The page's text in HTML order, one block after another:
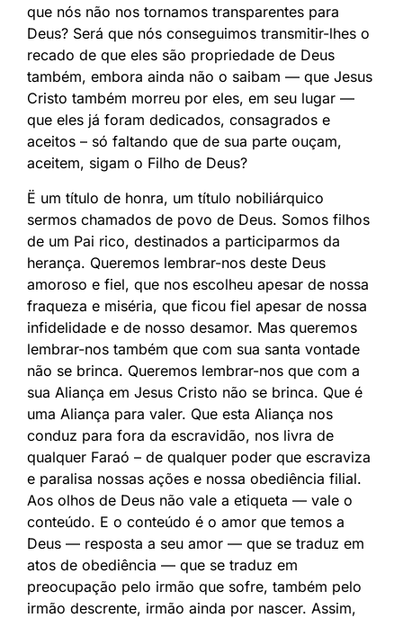
que nós não nos tornamos transparentes para
Deus? Será que nós conseguimos transmitir-lhes o
recado de que eles são propriedade de Deus
também, embora ainda não o saibam — que Jesus
Cristo também morreu por eles, em seu lugar —
que eles já foram dedicados, consagrados e
aceitos – só faltando que de sua parte ouçam,
aceitem, sigam o Filho de Deus?
Ë um título de honra, um título nobiliárquico
sermos chamados de povo de Deus. Somos filhos
de um Pai rico, destinados a participarmos da
herança. Queremos lembrar-nos deste Deus
amoroso e fiel, que nos escolheu apesar de nossa
fraqueza e miséria, que ficou fiel apesar de nossa
infidelidade e de nosso desamor. Mas queremos
lembrar-nos também que com sua santa vontade
não se brinca. Queremos lembrar-nos que com a
sua Aliança em Jesus Cristo não se brinca. Que é
uma Aliança para valer. Que esta Aliança nos
conduz para fora da escravidão, nos livra de
qualquer Faraó – de qualquer poder que escraviza
e paralisa nossas ações e nossa obediência filial.
Aos olhos de Deus não vale a etiqueta — vale o
conteúdo. E o conteúdo é o amor que temos a
Deus — resposta a seu amor — que se traduz em
atos de obediência — que se traduz em
preocupação pelo irmão que sofre, também pelo
irmão descrente, irmão ainda por nascer. Assim,